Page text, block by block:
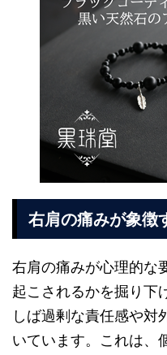
右肩の痛みが象徴
右肩の痛みが心理的な
起こされるかを掘り下
しば過剰な責任感や対
いています。これは、